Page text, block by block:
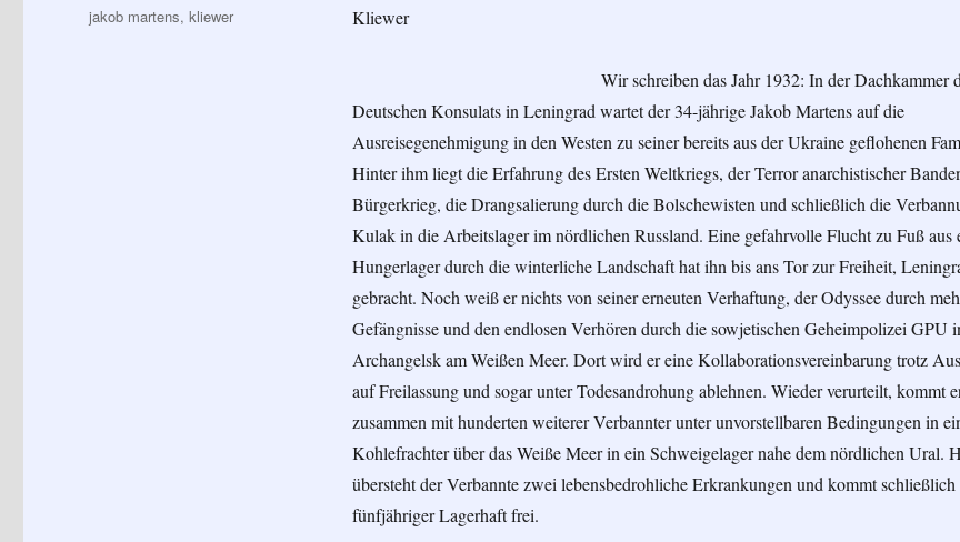
Kliewer
Wir schreiben das Jahr 1932: In der Dachkammer
Deutschen Konsulats in Leningrad wartet der 34-jährige Jakob Martens auf die
Ausreisegenehmigung in den Westen zu seiner bereits aus der Ukraine geflohenen
Hinter ihm liegt die Erfahrung des Ersten Weltkriegs, der Terror anarchistischer
Bürgerkrieg, die Drangsalierung durch die Bolschewisten und schließlich die
Kulak in die Arbeitslager im nördlichen Russland. Eine gefahrvolle Flucht zu Fuß aus
Hungerlager durch die winterliche Landschaft hat ihn bis ans Tor zur Freiheit,
gebracht. Noch weiß er nichts von seiner erneuten Verhaftung, der Odyssee durch
Gefängnisse und den endlosen Verhören durch die sowjetischen Geheimpolizei GPU
Archangelsk am Weißen Meer. Dort wird er eine Kollaborationsvereinbarung trotz
auf Freilassung und sogar unter Todesandrohung ablehnen. Wieder verurteilt, kommt
zusammen mit hunderten weiterer Verbannter unter unvorstellbaren Bedingungen in
Kohlefrachter über das Weiße Meer in ein Schweigelager nahe dem nördlichen Ural.
übersteht der Verbannte zwei lebensbedrohliche Erkrankungen und kommt schließlich
fünfjähriger Lagerhaft frei.
Schlagwörter
jakob martens,kliewer